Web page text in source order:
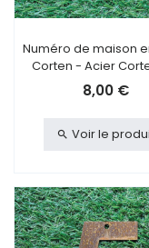
Numéro de maison
Corten - Acier
visser - 4
8,00 €
Voir le